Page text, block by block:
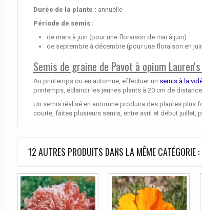
Durée de la plante : annuelle
Période de semis :
de mars à juin (pour une floraison de mai à juin)
de septembre à décembre (pour une floraison en
Semis de graine de Pavot à opium
Au printemps ou en automne, effectuer un semis à la
printemps, éclaircir les jeunes plants à 20 cm de
Un semis réalisé en automne produira des plantes plus
courte, faites plusieurs semis, entre avril et début juillet,
12 AUTRES PRODUITS DANS LA MÊME CATÉGORIE :